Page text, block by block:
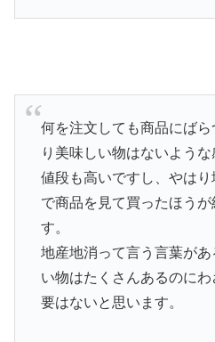
何を注文しても商品にば
り美味しい物はないような
値段も高いですし、やは
で商品を見て買ったほう
す。
地産地消って言う言葉が
い物はたくさんあるのに
要はないと思います。